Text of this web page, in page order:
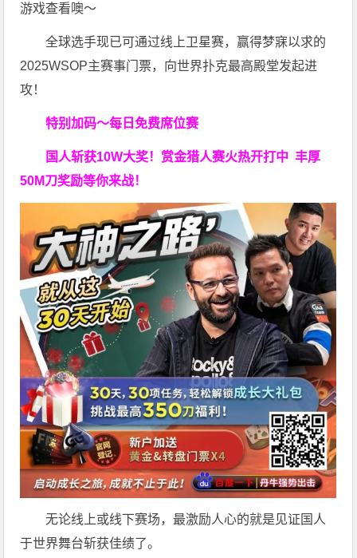
游戏查看噢～
全球选手现已可通过线上卫星赛，赢得梦寐以求的
2025WSOP主赛事门票，向世界扑克最高殿堂发起进
攻！
特别加码～每日免费席位赛
国人斩获10W大奖！ 赏金猎人赛火热开打中 丰厚
50M刀奖励等你来战！
无论线上或线下赛场，最激励人心的就是见证国人
于世界舞台斩获佳绩了。